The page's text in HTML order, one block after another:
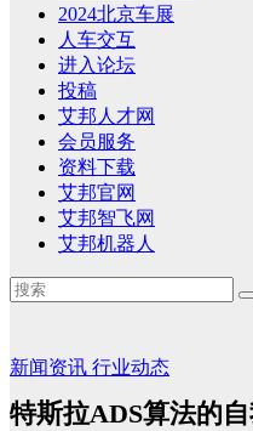
2024北京车展
人车交互
进入论坛
投稿
艾邦人才网
会员服务
资料下载
艾邦官网
艾邦智飞网
艾邦机器人
新闻资讯 行业动态
特斯拉ADS算法的